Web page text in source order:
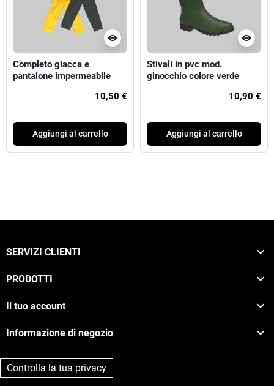
visibility
Completo giacca e
pantalone impermeabile
10,50 €
Aggiungi al carrello
visibility
Stivali in pvc mod.
ginocchio colore verde
10,90 €
Aggiungi al carrello
SERVIZI CLIENTI 
PRODOTTI 
Il tuo account 
Informazione di negozio 
Controlla la tua privacy